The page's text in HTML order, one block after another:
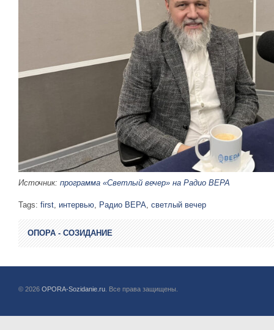
Источник: программа «Светлый вечер» на Радио ВЕРА
Tags: first, интервью, Радио ВЕРА, светлый вечер
ОПОРА - СОЗИДАНИЕ
© 2026 OPORA-Sozidanie.ru . Все права защищены.